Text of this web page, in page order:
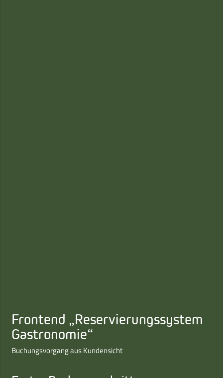
Frontend „Reservierungssystem
Gastronomie“
Buchungsvorgang aus Kundensicht